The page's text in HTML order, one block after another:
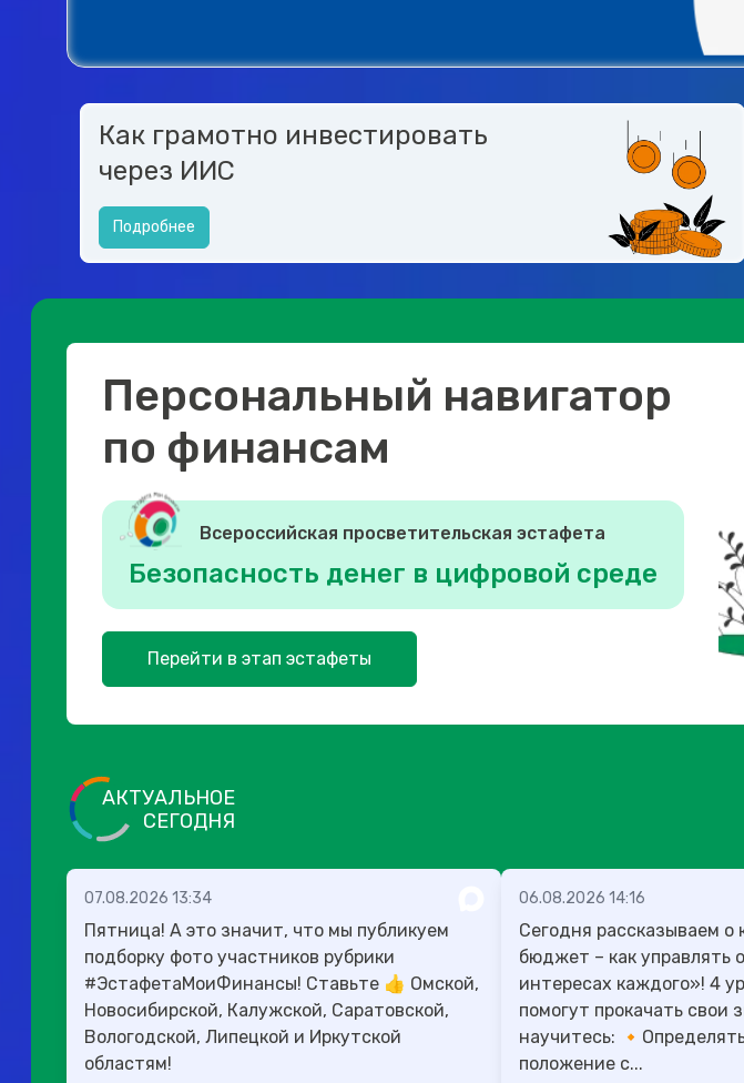
Как грамотно инвестировать
через ИИС
Подробнее
Персональный навигатор
по финансам
Всероссийская просветительская эстафета
Безопасность денег в цифровой среде
Перейти в этап эстафеты
АКТУАЛЬНОЕ
СЕГОДНЯ
07.08.2026 13:34
Пятница! А это значит, что мы публикуем
подборку фото участников рубрики
#ЭстафетаМоиФинансы! Ставьте 👍 Омской,
Новосибирской, Калужской, Саратовской,
Вологодской, Липецкой и Иркутской
областям!
06.08.2026 14:16
Сегодня рассказываем о
бюджет – как управлять
интересах каждого»! 4
помогут прокачать свои
научитесь:
положение с...